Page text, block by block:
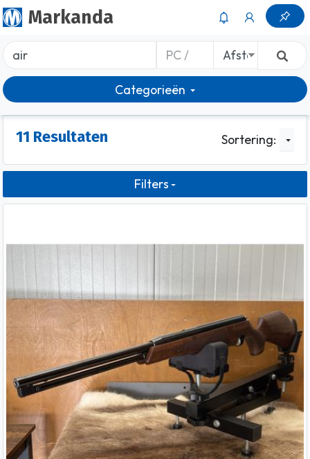
Markanda
Categorieën
11 Resultaten Sortering:
Filters